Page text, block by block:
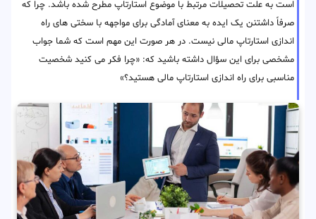
است به علت تحصیلات مرتبط با موضوع استارتاپ مطرح شده باشد. چرا که
صرفاً داشتنن یک ایده به معنای آمادگی برای مواجهه با سختی های راه
اندازی استارتاپ مالی نیست. در هر صورت این مهم است که شما جواب
مشخصی برای این سؤال داشته باشید که: «چرا فکر می کنید شخصیت
مناسبی برای راه اندازی استارتاپ مالی هستید؟»